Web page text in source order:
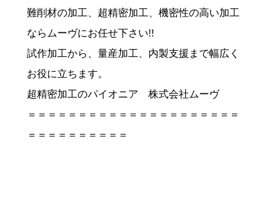
難削材の加工、超精密加工、機密性の高い加工
ならムーヴにお任せ下さい!!
試作加工から、量産加工、内製支援まで幅広く
お役に立ちます。
超精密加工のパイオニア 株式会社ムーヴ
＝＝＝＝＝＝＝＝＝＝＝＝＝＝＝＝＝＝＝＝＝
＝＝＝＝＝＝＝＝＝＝